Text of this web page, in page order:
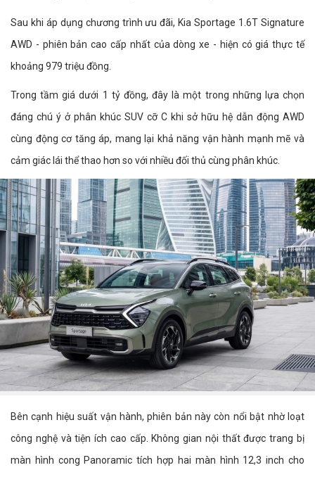
Sau khi áp dụng chương trình ưu đãi, Kia Sportage 1.6T Signature
AWD - phiên bản cao cấp nhất của dòng xe - hiện có giá thực tế
khoảng 979 triệu đồng.
Trong tầm giá dưới 1 tỷ đồng, đây là một trong những lựa chọn
đáng chú ý ở phân khúc SUV cỡ C khi sở hữu hệ dẫn động AWD
cùng động cơ tăng áp, mang lại khả năng vận hành mạnh mẽ và
cảm giác lái thể thao hơn so với nhiều đối thủ cùng phân khúc.
Bên cạnh hiệu suất vận hành, phiên bản này còn nổi bật nhờ loạt
công nghệ và tiện ích cao cấp. Không gian nội thất được trang bị
màn hình cong Panoramic tích hợp hai màn hình 12,3 inch cho